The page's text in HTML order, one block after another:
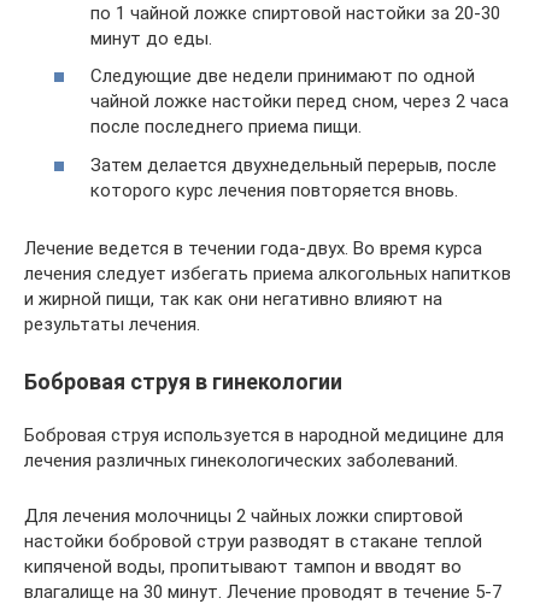
по 1 чайной ложке спиртовой настойки за 20-30
минут до еды.
Следующие две недели принимают по одной
чайной ложке настойки перед сном, через 2 часа
после последнего приема пищи.
Затем делается двухнедельный перерыв, после
которого курс лечения повторяется вновь.
Лечение ведется в течении года-двух. Во время курса
лечения следует избегать приема алкогольных напитков
и жирной пищи, так как они негативно влияют на
результаты лечения.
Бобровая струя в гинекологии
Бобровая струя используется в народной медицине для
лечения различных гинекологических заболеваний.
Для лечения молочницы 2 чайных ложки спиртовой
настойки бобровой струи разводят в стакане теплой
кипяченой воды, пропитывают тампон и вводят во
влагалище на 30 минут. Лечение проводят в течение 5-7